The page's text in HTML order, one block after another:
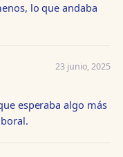
lo que andaba
23 junio, 2025
esperaba algo más